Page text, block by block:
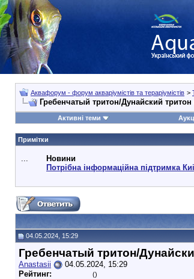
Аквафорум - форум акваріумістів та тераріумістів >
Гребенчатый тритон/Дунайский
Активні теми
Примітки
...
Новини
Потрібна інформаційна підтримка
04.05.2024, 15:29
Гребенчатый тритон/
Anastasii
04.05.2024, 15:29
Рейтинг:
()